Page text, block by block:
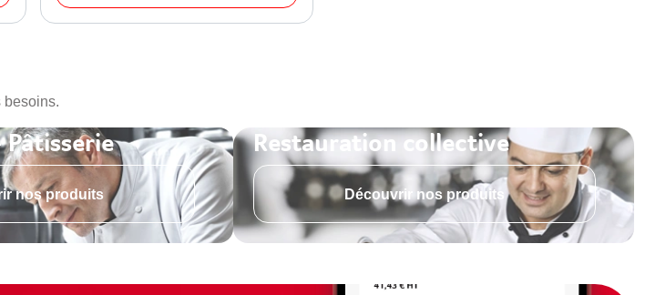
besoins.
nos produits
Restauration collective
Découvrir nos produits